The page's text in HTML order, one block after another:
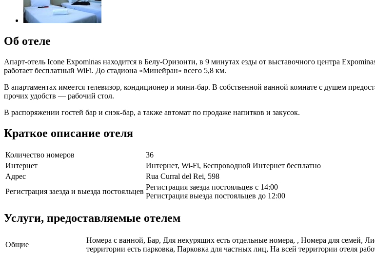
Об отеле
Апарт-отель Icone Expominas находится в Белу-Оризонти, в 9 минутах езды от выставочного центра
работает бесплатный WiFi. До стадиона «Минейран» всего 5,8 км.
В апартаментах имеется телевизор, кондиционер и мини-бар. В собственной ванной комнате с душем
прочих удобств — рабочий стол.
В распоряжении гостей бар и снэк-бар, а также автомат по продаже напитков и закусок.
Краткое описание отеля
Количество номеров
36
Интернет
Интернет, Wi-Fi, Беспроводной Интернет бесплатно
Адрес
Rua Curral del Rei, 598
Регистрация заезда и выезда постояльцев
Регистрация заезда постояльцев с 14:00
Регистрация выезда постояльцев до 12:00
Услуги, предоставляемые отелем
Общие
Номера с ванной, Бар, Для некурящих есть отдельные номера, , Номера для семей,
территории есть парковка, Парковка для частных лиц, На всей территории отеля